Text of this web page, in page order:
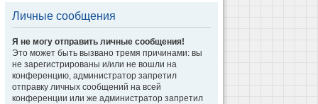
Личные сообщения
Я не могу отправить личные сообщения!
Это может быть вызвано тремя причинами: вы
не зарегистрированы и/или не вошли на
конференцию, администратор запретил
отправку личных сообщений на всей
конференции или же администратор запретил